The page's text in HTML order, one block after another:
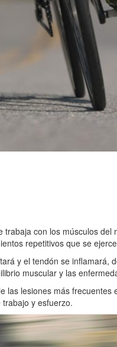
trabaja con los músculos del
repetitivos que se
y el tendón se
muscular y las
las lesiones más
y esfuerzo.